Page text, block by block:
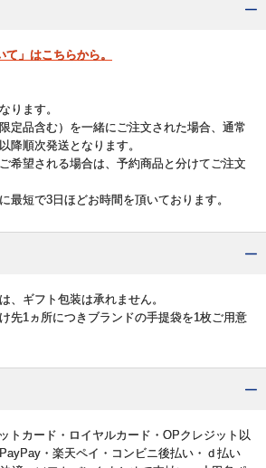
」はこちらから。
ります。
定品含む）を一緒にご注文された場合、通常
降順次発送となります。
希望される場合は、予約商品と分けてご注文
最短で3日ほどお時間を頂いております。
、ギフト包装は承れません。
先1ヵ所につきブランドの手提袋を1枚ご用意
トカード・ロイヤルカード・OPクレジット以
・楽天ペイ・コンビニ後払い・ｄ払い